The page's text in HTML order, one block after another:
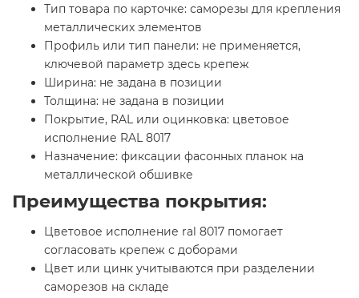
Тип товара по карточке: саморезы для крепления
металлических элементов
Профиль или тип панели: не применяется,
ключевой параметр здесь крепеж
Ширина: не задана в позиции
Толщина: не задана в позиции
Покрытие, RAL или оцинковка: цветовое
исполнение RAL 8017
Назначение: фиксации фасонных планок на
металлической обшивке
Преимущества покрытия:
Цветовое исполнение ral 8017 помогает
согласовать крепеж с доборами
Цвет или цинк учитываются при разделении
саморезов на складе